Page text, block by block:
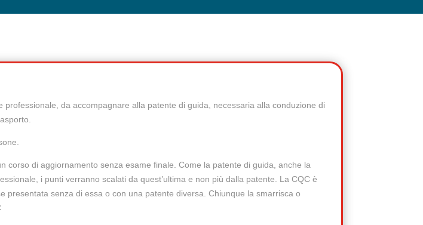
professionale, da accompagnare alla patente di guida, necessaria alla conduzione di
corso di aggiornamento senza esame finale. Come la patente di guida, anche la
i punti verranno scalati da quest’ultima e non più dalla patente. La CQC è
senza di essa o con una patente diversa. Chiunque la smarrisca o